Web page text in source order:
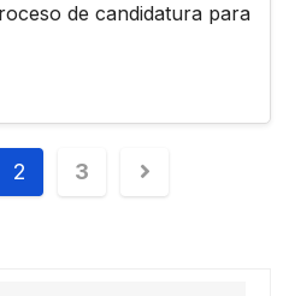
de candidatura para
2 3